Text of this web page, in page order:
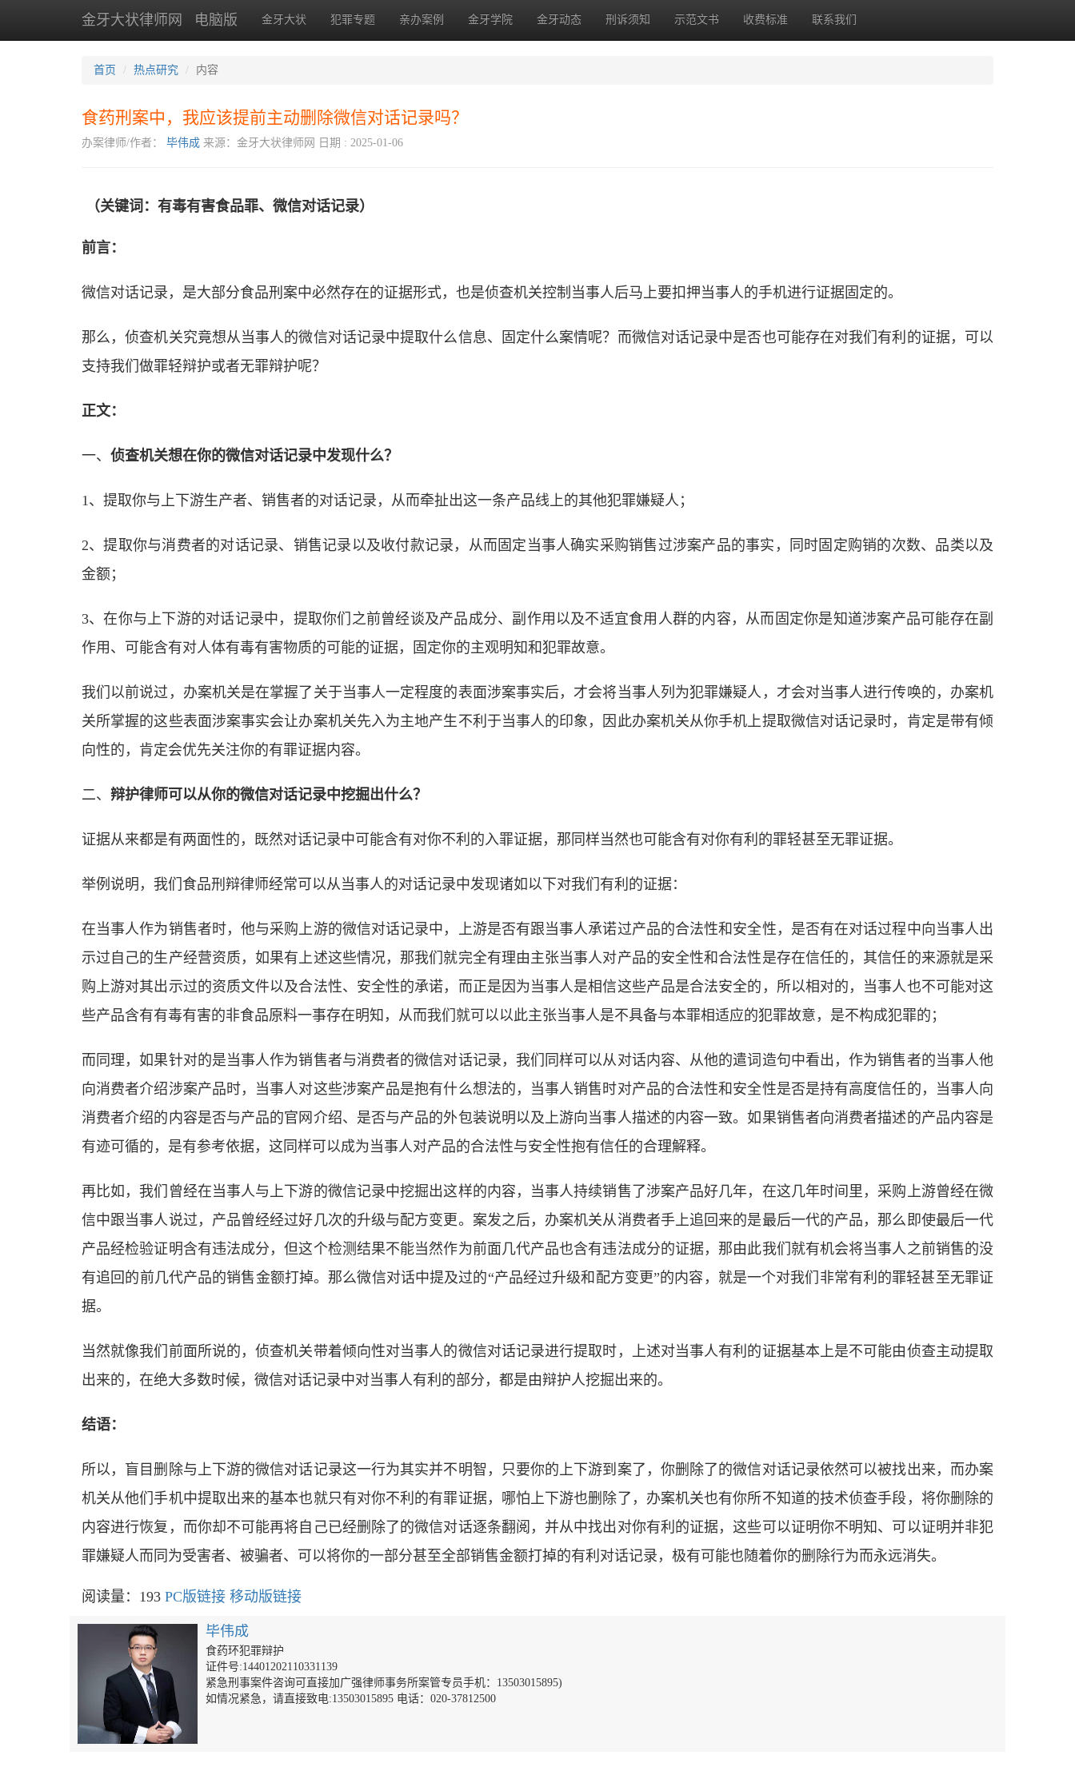
金牙大状律师网 电脑版 金牙大状 犯罪专题 亲办案例 金牙学院 金牙动态 刑诉须知 示范文书 收费标准 联系我们
首页 热点研究 内容
食药刑案中，我应该提前主动删除微信对话记录吗？
办案律师/作者： 毕伟成 来源：金牙大状律师网 日期 : 2025-01-06
（关键词： 有毒有害食品罪、微信对话记录）
前言：
微信对话记录，是大部分食品刑案中必然存在的证据形式，也是侦查机关控制当事人后马上要扣押当事人的手机进行证据固定的。
那么，侦查机关究竟想从当事人的微信对话记录中提取什么信息、固定什么案情呢？而微信对话记录中是否也可能存在对我们有利的证据，可以
支持我们做罪轻辩护或者无罪辩护呢？
正文：
一、 侦查机关想在你的微信对话记录中发现什么？
1、提取你与上下游生产者、销售者的对话记录，从而牵扯出这一条产品线上的其他犯罪嫌疑人；
2、提取你与消费者的对话记录、销售记录以及收付款记录，从而固定当事人确实采购销售过涉案产品的事实，同时固定购销的次数、品类以及
金额；
3、在你与上下游的对话记录中，提取你们之前曾经谈及产品成分、副作用以及不适宜食用人群的内容，从而固定你是知道涉案产品可能存在副
作用、可能含有对人体有毒有害物质的可能的证据，固定你的主观明知和犯罪故意。
我们以前说过，办案机关是在掌握了关于当事人一定程度的表面涉案事实后，才会将当事人列为犯罪嫌疑人，才会对当事人进行传唤的，办案机
关所掌握的这些表面涉案事实会让办案机关先入为主地产生不利于当事人的印象，因此办案机关从你手机上提取微信对话记录时，肯定是带有倾
向性的，肯定会优先关注你的有罪证据内容。
二、 辩护律师可以从你的微信对话记录中挖掘出什么？
证据从来都是有两面性的，既然对话记录中可能含有对你不利的入罪证据，那同样当然也可能含有对你有利的罪轻甚至无罪证据。
举例说明，我们食品刑辩律师经常可以从当事人的对话记录中发现诸如以下对我们有利的证据：
在当事人作为销售者时，他与采购上游的微信对话记录中，上游是否有跟当事人承诺过产品的合法性和安全性，是否有在对话过程中向当事人出
示过自己的生产经营资质，如果有上述这些情况，那我们就完全有理由主张当事人对产品的安全性和合法性是存在信任的，其信任的来源就是采
购上游对其出示过的资质文件以及合法性、安全性的承诺，而正是因为当事人是相信这些产品是合法安全的，所以相对的，当事人也不可能对这
些产品含有有毒有害的非食品原料一事存在明知，从而我们就可以以此主张当事人是不具备与本罪相适应的犯罪故意，是不构成犯罪的；
而同理，如果针对的是当事人作为销售者与消费者的微信对话记录，我们同样可以从对话内容、从他的遣词造句中看出，作为销售者的当事人他
向消费者介绍涉案产品时，当事人对这些涉案产品是抱有什么想法的，当事人销售时对产品的合法性和安全性是否是持有高度信任的，当事人向
消费者介绍的内容是否与产品的官网介绍、是否与产品的外包装说明以及上游向当事人描述的内容一致。如果销售者向消费者描述的产品内容是
有迹可循的，是有参考依据，这同样可以成为当事人对产品的合法性与安全性抱有信任的合理解释。
再比如，我们曾经在当事人与上下游的微信记录中挖掘出这样的内容，当事人持续销售了涉案产品好几年，在这几年时间里，采购上游曾经在微
信中跟当事人说过，产品曾经经过好几次的升级与配方变更。案发之后，办案机关从消费者手上追回来的是最后一代的产品，那么即使最后一代
产品经检验证明含有违法成分，但这个检测结果不能当然作为前面几代产品也含有违法成分的证据，那由此我们就有机会将当事人之前销售的没
有追回的前几代产品的销售金额打掉。那么微信对话中提及过的“产品经过升级和配方变更”的内容，就是一个对我们非常有利的罪轻甚至无罪证
据。
当然就像我们前面所说的，侦查机关带着倾向性对当事人的微信对话记录进行提取时，上述对当事人有利的证据基本上是不可能由侦查主动提取
出来的，在绝大多数时候，微信对话记录中对当事人有利的部分，都是由辩护人挖掘出来的。
结语：
所以，盲目删除与上下游的微信对话记录这一行为其实并不明智，只要你的上下游到案了，你删除了的微信对话记录依然可以被找出来，而办案
机关从他们手机中提取出来的基本也就只有对你不利的有罪证据，哪怕上下游也删除了，办案机关也有你所不知道的技术侦查手段，将你删除的
内容进行恢复，而你却不可能再将自己已经删除了的微信对话逐条翻阅，并从中找出对你有利的证据，这些可以证明你不明知、可以证明并非犯
罪嫌疑人而同为受害者、被骗者、可以将你的一部分甚至全部销售金额打掉的有利对话记录，极有可能也随着你的删除行为而永远消失。
阅读量：193 PC版链接 移动版链接
毕伟成
食药环犯罪辩护
证件号:14401202110331139
紧急刑事案件咨询可直接加广强律师事务所案管专员手机：13503015895)
如情况紧急，请直接致电:13503015895 电话：020-37812500